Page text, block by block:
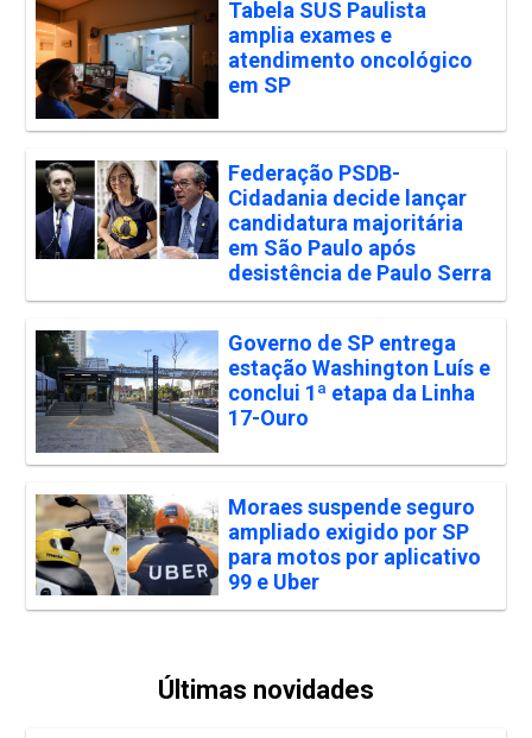
Tabela SUS Paulista
amplia exames e
atendimento oncológico
em SP
Federação PSDB-
Cidadania decide lançar
candidatura majoritária
em São Paulo após
desistência de Paulo Serra
Governo de SP entrega
estação Washington Luís e
conclui 1ª etapa da Linha
17-Ouro
Moraes suspende seguro
ampliado exigido por SP
para motos por aplicativo
99 e Uber
Últimas novidades